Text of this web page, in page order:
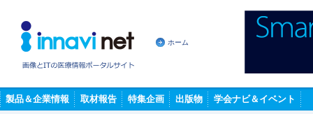
ホーム
製品＆企業情報 取材報告 特集企画 出版物 学会ナビ＆イベント